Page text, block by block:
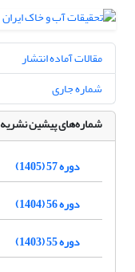
مقالات آماده انتشار
شماره جاری
شماره‌های پیشین نشریه
دوره 57 (1405)
دوره 56 (1404)
دوره 55 (1403)